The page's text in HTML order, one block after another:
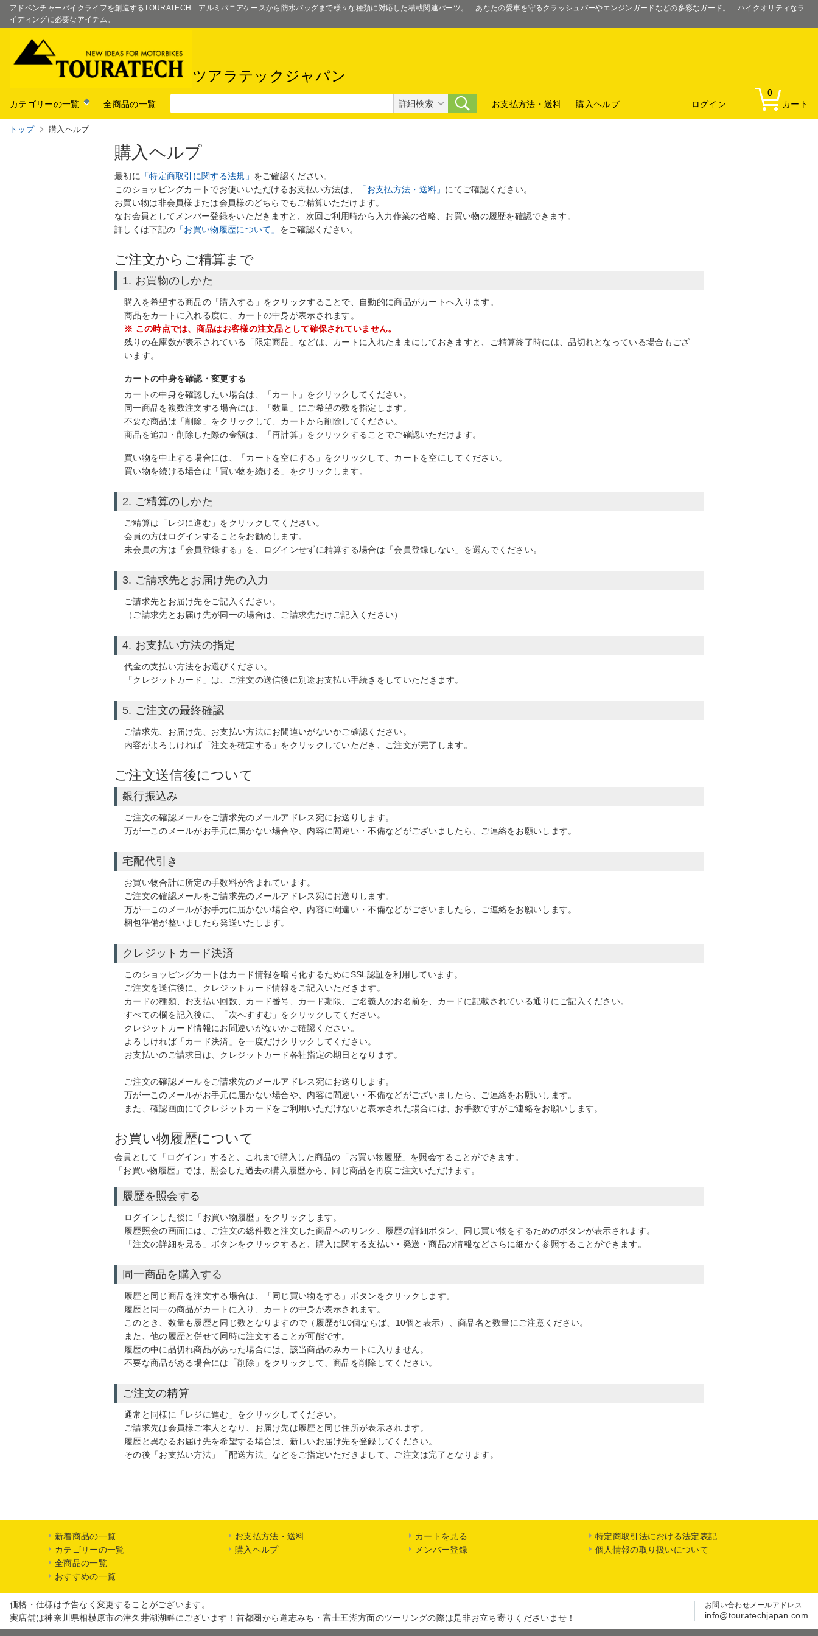
アドベンチャーバイクライフを創造するTOURATECH アルミパニアケースから防水バッグまで様々な種類に対応した積載関連パーツ。 あなたの愛車を守るクラッシュバーやエンジンガードなどの多彩なガード。 ハイクオリティなラ
イディングに必要なアイテム。
ツアラテックジャパン
カテゴリーの一覧 全商品の一覧 ログイン カート
0
お支払方法・送料
購入ヘルプ
詳細検索
トップ 購入ヘルプ
購入ヘルプ
最初に 「特定商取引に関する法規」 をご確認ください。
このショッピングカートでお使いいただけるお支払い方法は、
「お支払方法・送料」 にてご確認ください。
お買い物は非会員様または会員様のどちらでもご精算いただけます。
なお会員としてメンバー登録をいただきますと、次回ご利用時から入力作業の省略、お買い物の履歴を確認できます。
詳しくは下記の 「お買い物履歴について」 をご確認ください。
ご注文からご精算まで
1. お買物のしかた
購入を希望する商品の「購入する」をクリックすることで、自動的に商品がカートへ入ります。
商品をカートに入れる度に、カートの中身が表示されます。
※ この時点では、商品はお客様の注文品として確保されていません。
残りの在庫数が表示されている「限定商品」などは、カートに入れたままにしておきますと、ご精算終了時には、品切れとなっている場合もござ
います。
カートの中身を確認・変更する
カートの中身を確認したい場合は、「カート」をクリックしてください。
同一商品を複数注文する場合には、「数量」にご希望の数を指定します。
不要な商品は「削除」をクリックして、カートから削除してください。
商品を追加・削除した際の金額は、「再計算」をクリックすることでご確認いただけます。
買い物を中止する場合には、「カートを空にする」をクリックして、カートを空にしてください。
買い物を続ける場合は「買い物を続ける」をクリックします。
2. ご精算のしかた
ご精算は「レジに進む」をクリックしてください。
会員の方はログインすることをお勧めします。
未会員の方は「会員登録する」を、ログインせずに精算する場合は「会員登録しない」を選んでください。
3. ご請求先とお届け先の入力
ご請求先とお届け先をご記入ください。
（ご請求先とお届け先が同一の場合は、ご請求先だけご記入ください）
4. お支払い方法の指定
代金の支払い方法をお選びください。
「クレジットカード」 は、ご注文の送信後に別途お支払い手続きをしていただきます。
5. ご注文の最終確認
ご請求先、お届け先、お支払い方法にお間違いがないかご確認ください。
内容がよろしければ「注文を確定する」をクリックしていただき、ご注文が完了します。
ご注文送信後について
銀行振込み
ご注文の確認メールをご請求先のメールアドレス宛にお送りします。
万が一このメールがお手元に届かない場合や、内容に間違い・不備などがございましたら、ご連絡をお願いします。
宅配代引き
お買い物合計に所定の手数料が含まれています。
ご注文の確認メールをご請求先のメールアドレス宛にお送りします。
万が一このメールがお手元に届かない場合や、内容に間違い・不備などがございましたら、ご連絡をお願いします。
梱包準備が整いましたら発送いたします。
クレジットカード決済
このショッピングカートはカード情報を暗号化するためにSSL認証を利用しています。
ご注文を送信後に、クレジットカード情報をご記入いただきます。
カードの種類、お支払い回数、カード番号、カード期限、ご名義人のお名前を、カードに記載されている通りにご記入ください。
すべての欄を記入後に、「次へすすむ」をクリックしてください。
クレジットカード情報にお間違いがないかご確認ください。
よろしければ「カード決済」を一度だけクリックしてください。
お支払いのご請求日は、クレジットカード各社指定の期日となります。
ご注文の確認メールをご請求先のメールアドレス宛にお送りします。
万が一このメールがお手元に届かない場合や、内容に間違い・不備などがございましたら、ご連絡をお願いします。
また、確認画面にてクレジットカードをご利用いただけないと表示された場合には、お手数ですがご連絡をお願いします。
お買い物履歴について
会員として「ログイン」すると、これまで購入した商品の「お買い物履歴」を照会することができます。
「お買い物履歴」では、照会した過去の購入履歴から、同じ商品を再度ご注文いただけます。
履歴を照会する
ログインした後に「お買い物履歴」をクリックします。
履歴照会の画面には、ご注文の総件数と注文した商品へのリンク、履歴の詳細ボタン、同じ買い物をするためのボタンが表示されます。
「注文の詳細を見る」ボタンをクリックすると、購入に関する支払い・発送・商品の情報などさらに細かく参照することができます。
同一商品を購入する
履歴と同じ商品を注文する場合は、「同じ買い物をする」ボタンをクリックします。
履歴と同一の商品がカートに入り、カートの中身が表示されます。
このとき、数量も履歴と同じ数となりますので（履歴が10個ならば、10個と表示）、商品名と数量にご注意ください。
また、他の履歴と併せて同時に注文することが可能です。
履歴の中に品切れ商品があった場合には、該当商品のみカートに入りません。
不要な商品がある場合には「削除」をクリックして、商品を削除してください。
ご注文の精算
通常と同様に「レジに進む」をクリックしてください。
ご請求先は会員様ご本人となり、お届け先は履歴と同じ住所が表示されます。
履歴と異なるお届け先を希望する場合は、新しいお届け先を登録してください。
その後「お支払い方法」「配送方法」などをご指定いただきまして、ご注文は完了となります。
新着商品の一覧
カテゴリーの一覧
全商品の一覧
おすすめの一覧
お支払方法・送料
購入ヘルプ
カートを見る
メンバー登録
特定商取引法における法定表記
個人情報の取り扱いについて
価格・仕様は予告なく変更することがございます。
実店舗は神奈川県相模原市の津久井湖湖畔にございます！首都圏から道志みち・富士五湖方面のツーリングの際は是非お立ち寄りくださいませ！
お問い合わせメールアドレス
info@touratechjapan.com